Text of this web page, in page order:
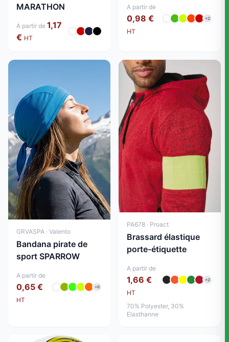
MARATHON
A partir de 1,17
€ HT
A partir de
0,98 €
HT
+2
GRVASPA · Valento
Bandana pirate de
sport SPARROW
A partir de
0,65 €
HT
+8
PA678 · Proact
Brassard élastique
porte-étiquette
A partir de
1,66 €
HT
+2
70% Polyester, 30%
Elasthanne